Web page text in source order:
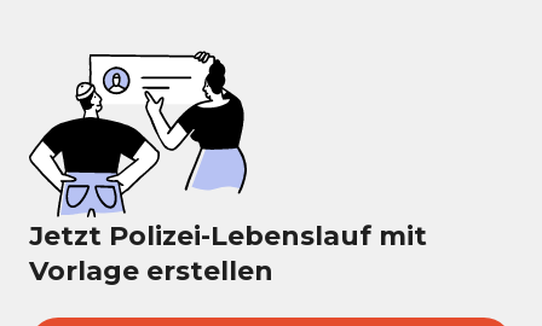
Jetzt Polizei-Lebenslauf mit
Vorlage erstellen